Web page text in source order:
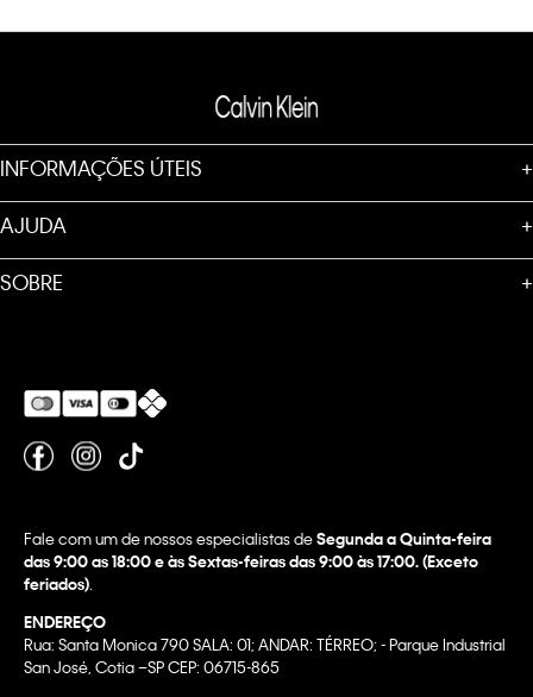
INFORMAÇÕES ÚTEIS +
AJUDA +
SOBRE +
Fale com um de nossos especialistas deSegunda a Quinta-feira
das 9:00 as 18:00 e às Sextas-feiras das 9:00 às 17:00. (Exceto
feriados)
ENDEREÇO
Rua: Santa Monica 790 SALA: 01; ANDAR: TÉRREO; - Parque Industrial
San José, Cotia –SP CEP: 06715-865